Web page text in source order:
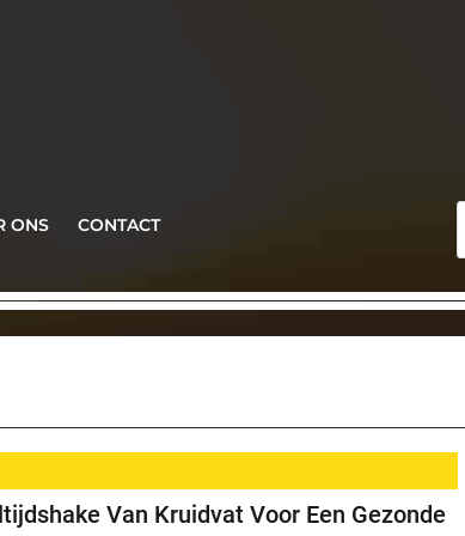
ONS CONTACT
Van Kruidvat Voor Een Gezonde